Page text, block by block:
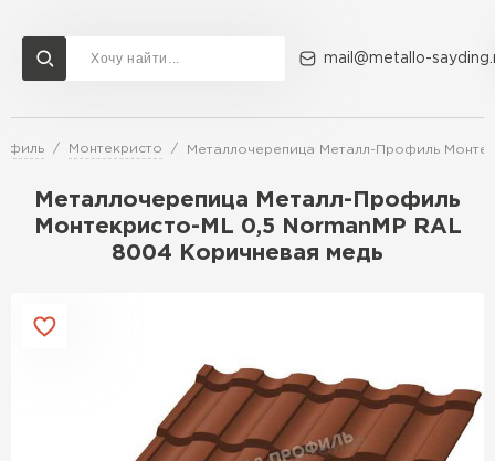
mail@metallo-
Монтекристо Металлочерепица Металл-Профиль
Металлочерепица Металл-Профиль
Монтекристо-ML 0,5 NormanMP RAL
8004 Коричневая медь
Доставка и оплата Акции О компании Контакты
Перейти в каталог